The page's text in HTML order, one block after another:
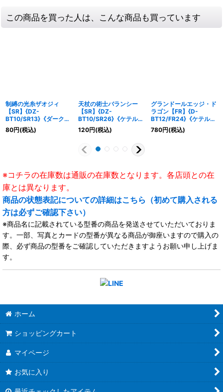
この商品を買った人は、こんな商品も買っています
制縛の光糸ザオジィ
【SR】{DZ-
BT10/SR13}《ダークス
テイツ》
80円(税込)
天杖の術士バランシー
【SR】{DZ-
BT10/SR26}《ケテルサ
ンクチュアリ》
120円(税込)
グランドールエッジ・ド
ラゴン【FR】{D-
BT12/FR24}《ケテルサ
ンクチュアリ》
780円(税込)
※コチラの在庫数は通販の在庫数となります。各店頭との在
庫とは異なります。
商品の状態表記についての詳細はこちら（初めて購入される
方は必ずご確認下さい）
※商品名に記載されている型番の商品を発送させていただいておりま
す。一部、写真とカードの型番が異なる商品が御座いますので購入の
際、必ず商品の型番をご確認していただきますようお願い申し上げま
す。
ホーム
ショッピングカート
マイページ
お気に入り